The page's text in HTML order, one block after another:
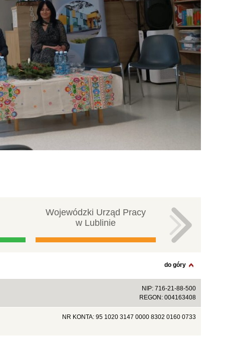
Wojewódzki Urząd Pracy
w Lublinie
do góry
NIP: 716-21-88-500
REGON: 004163408
NR KONTA: 95 1020 3147 0000 8302 0160 0733